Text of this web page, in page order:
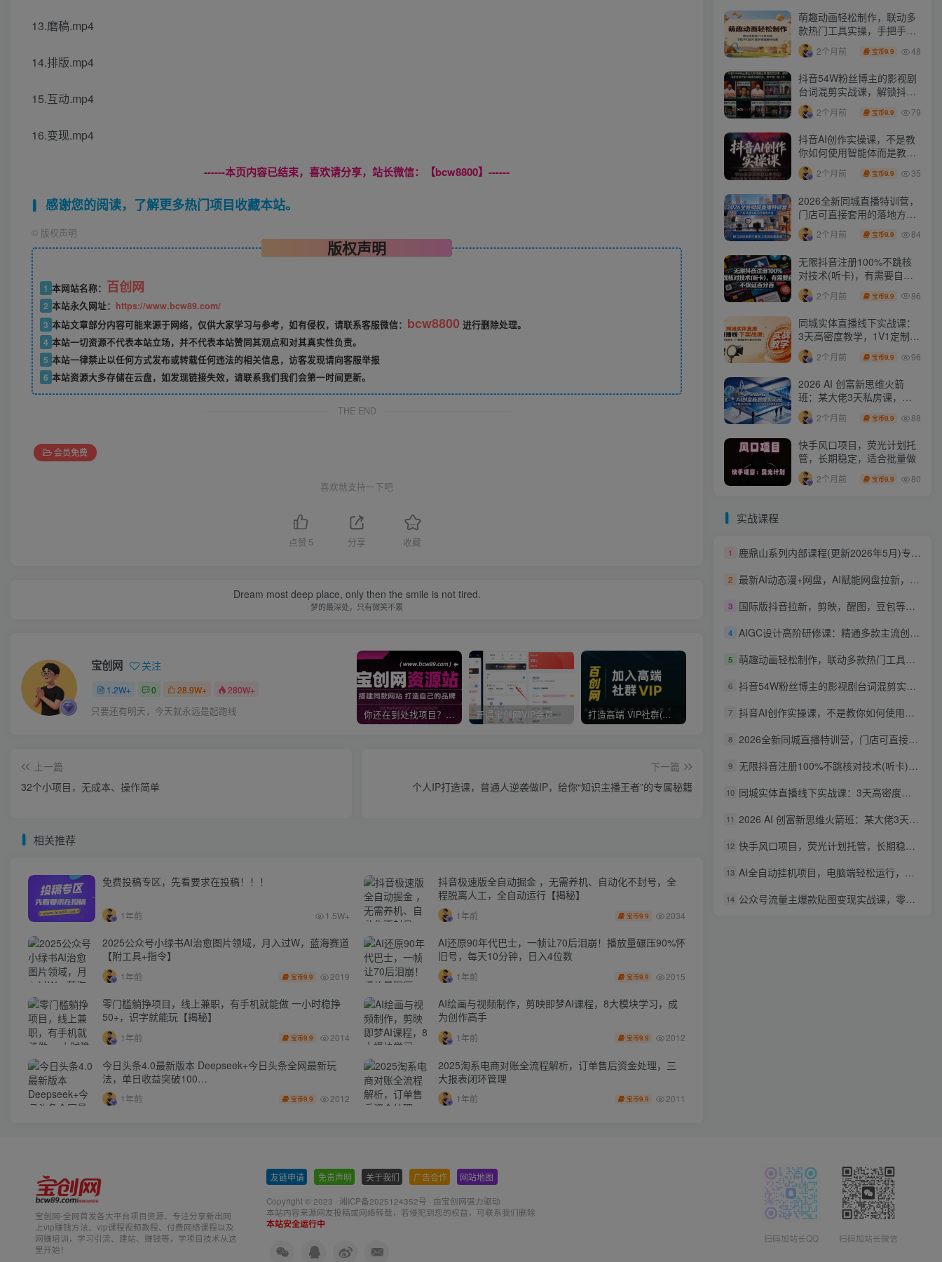
13.磨稿.mp4
14.排版.mp4
15.互动.mp4
16.变现.mp4
------本页内容已结束，喜欢请分享，站长微信：【bcw8800】------
感谢您的阅读，了解更多热门项目收藏本站。
© 版权声明
版权声明
1 本网站名称： 百创网
2 本站永久网址： https://www.bcw89.com/
3 本站文章部分内容可能来源于网络，仅供大家学习与参考，如有侵权，请联系客服微信： bcw8800 进行删除处理。
4 本站一切资源不代表本站立场，并不代表本站赞同其观点和对其真实性负责。
5 本站一律禁止以任何方式发布或转载任何违法的相关信息，访客发现请向客服举报
6 本站资源大多存储在云盘，如发现链接失效，请联系我们我们会第一时间更新。
THE END
会员免费
喜欢就支持一下吧
点赞 5 分享 收藏
Dream most deep place, only then the smile is not tired.
梦的最深处，只有微笑不累
宝创网 关注
1.2W+ 0 28.9W+ 280W+
只要还有明天，今天就永远是起跑线 你还在到处找项目？还在当韭菜？我靠卖项目一个月收入5万+，曾经我也是个失败者。 开通宝创网VIP会员，尊享全站资源免费下载，享70%的推广提成！！【限时五折优惠】 打造高端 VIP社群(社群仅对网站用户开放) 最新无水印课程资源 长期更新 免费投稿专区，先看要求在投稿！！！
上一篇
32个小项目，无成本、操作简单
下一篇
个人IP打造课，普通人逆袭做IP，给你“知识主播王者”的专属秘籍
相关推荐
免费投稿专区，先看要求在投稿！！！
1年前 1.5W+
抖音极速版全自动掘金 ，无需养机、自动化不封号，全
程脱离人工，全自动运行【揭秘】
1年前 宝币9.9 2034
2025公众号小绿书AI治愈图片领域，月入过W，蓝海赛道
【附工具+指令】
1年前 宝币9.9 2019
AI还原90年代巴士，一帧让70后泪崩！播放量碾压90%怀
旧号，每天10分钟，日入4位数
1年前 宝币9.9 2015
零门槛躺挣项目，线上兼职，有手机就能做 一小时稳挣
50+，识字就能玩【揭秘】
1年前 宝币9.9 2014
AI绘画与视频制作，剪映即梦AI课程，8大模块学习，成
为创作高手
1年前 宝币9.9 2012
今日头条4.0最新版本 Deepseek+今日头条全网最新玩
法，单日收益突破100…
1年前 宝币9.9 2012
2025淘系电商对账全流程解析，订单售后资金处理，三
大报表闭环管理
1年前 宝币9.9 2011
萌趣动画轻松制作，联动多
款热门工具实操，手把手打
造可爱胖橘猫趣味动画
2个月前 宝币9.9 48
抖音54W粉丝博主的影视剧
台词混剪实战课，解锁抖音
伙伴计划+精选独家收益，
新手零门槛上手
2个月前 宝币9.9 79
抖音AI创作实操课，不是教
你如何使用智能体而是教你
如何利用智能体变现(更新5
月) 2个月前 宝币9.9 35
2026全新同城直播特训营，
门店可直接套用的落地方
法，助力实体商家打通线上
同城流量渠道
2个月前 宝币9.9 84
无限抖音注册100%不跳核
对技术(听卡)，有需要自
测，不保证百分百
2个月前 宝币9.9 86
同城实体直播线下实战课：
3天高密度教学，1V1定制货
盘话术快速实现同城爆店
2个月前 宝币9.9 96
2026 AI 创富新思维火箭
班：某大佬3天私房课，一
人公司实体获客商机洞察
2个月前 宝币9.9 88
快手风口项目，荧光计划托
管，长期稳定，适合批量做
2个月前 宝币9.9 80
实战课程
1 鹿鼎山系列内部课程(更新2026年5月)专注缠论教学，行情分析、学习答疑、机会提示、实操讲解
2 最新AI动态漫+网盘，AI赋能网盘拉新，几秒一条拉爆收益
3 国际版抖音拉新，剪映，醒图，豆包等多玩法教程，长期可做的项目，轻松日入四位数，深度揭秘玩法，干就完了
4 AIGC设计高阶研修课：精通多款主流创作工具，从出图建模到模型训练全面进阶
5 萌趣动画轻松制作，联动多款热门工具实操，手把手打造可爱胖橘猫趣味动画
6 抖音54W粉丝博主的影视剧台词混剪实战课，解锁抖音伙伴计划+精选独家收益，新手零门槛上手
7 抖音AI创作实操课，不是教你如何使用智能体而是教你如何利用智能体变现(更新5月)
8 2026全新同城直播特训营，门店可直接套用的落地方法，助力实体商家打通线上同城流量渠道
9 无限抖音注册100%不跳核对技术(听卡)，有需要自测，不保证百分百
10 同城实体直播线下实战课：3天高密度教学，1V1定制货盘话术快速实现同城爆店
11 2026 AI 创富新思维火箭班：某大佬3天私房课，一人公司实体获客商机洞察
12 快手风口项目，荧光计划托管，长期稳定，适合批量做
13 AI全自动挂机项目，电脑端轻松运行，稳定日入500+，零门槛上手
14 公众号流量主爆款贴图变现实战课，零基础AI一键出图，轻松日入100+稳定收益
宝创网-全网首发各大平台项目资源、专注分享新出网
上vip赚钱方法、vip课程视频教程、付费网络课程以及
网赚培训，学习引流、建站、赚钱等，学项目技术从这
里开始！
友链申请 免责声明 关于我们 广告合作 网站地图
Copyright © 2023 · 湘ICP备2025124352号 · 由宝创网强力驱动
本站内容来源网友投稿或网络转载，若侵犯到您的权益，可联系我们删除
本站安全运行中
扫码加站长QQ 扫码加站长微信